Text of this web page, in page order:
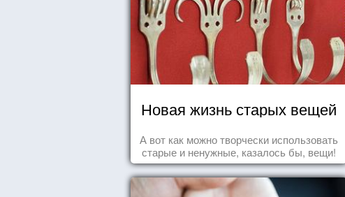
Новая жизнь старых вещей
А вот как можно творчески использовать
старые и ненужные, казалось бы, вещи!